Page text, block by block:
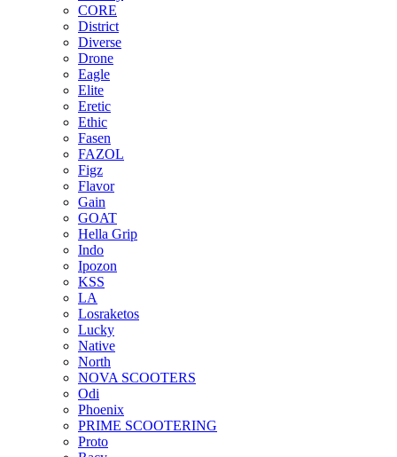
CORE
District
Diverse
Drone
Eagle
Elite
Eretic
Ethic
Fasen
FAZOL
Figz
Flavor
Gain
GOAT
Hella Grip
Indo
Ipozon
KSS
LA
Losraketos
Lucky
Native
North
NOVA SCOOTERS
Odi
Phoenix
PRIME SCOOTERING
Proto